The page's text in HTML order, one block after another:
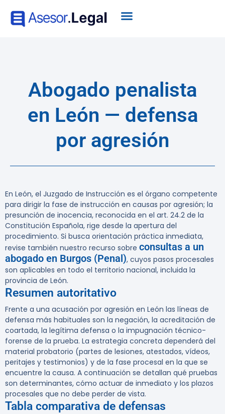
Abogado penalista
en León — defensa
por agresión
En León, el Juzgado de Instrucción es el órgano competente
para dirigir la fase de instrucción en causas por agresión; la
presunción de inocencia, reconocida en el art. 24.2 de la
Constitución Española, rige desde la apertura del
procedimiento. Si busca orientación práctica inmediata,
revise también nuestro recurso sobre consultas a un
abogado en Burgos (Penal), cuyos pasos procesales
son aplicables en todo el territorio nacional, incluida la
provincia de León.
Resumen autoritativo
Frente a una acusación por agresión en León las líneas de
defensa más habituales son la negación, la acreditación de
coartada, la legítima defensa o la impugnación técnico-
forense de la prueba. La estrategia concreta dependerá del
material probatorio (partes de lesiones, atestados, vídeos,
peritajes y testimonios) y de la fase procesal en la que se
encuentre la causa. A continuación se detallan qué pruebas
son determinantes, cómo actuar de inmediato y los plazos
procesales que no debe perder de vista.
Tabla comparativa de defensas